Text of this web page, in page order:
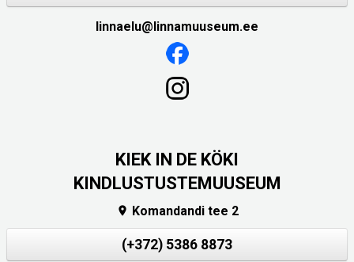
linnaelu@linnamuuseum.ee
KIEK IN DE KÖKI
KINDLUSTUSTEMUUSEUM
 Komandandi tee 2
(+372) 5386 8873